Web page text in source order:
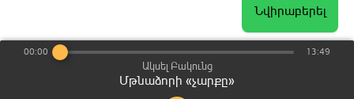
Ակսել Բակունց
Մթնաձորի «չարքը»
00:00 13:49
Նվիրաբերել